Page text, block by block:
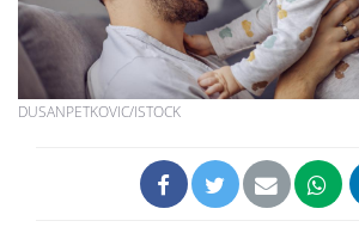
DUSANPETKOVIC/ISTOCK